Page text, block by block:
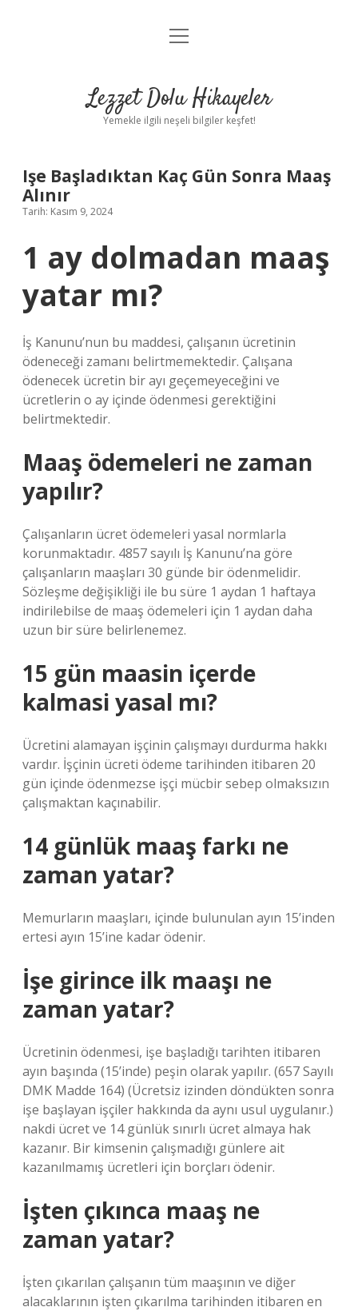
Anasayfa
Yasal Uyarı
menüyü
Lezzet Dolu Hikayeler
Yemekle ilgili neşeli bilgiler keşfet!
Işe Başladıktan Kaç Gün Sonra Maaş
Alınır
Tarih: Kasım 9, 2024
1 ay dolmadan maaş
yatar mı?
İş Kanunu’nun bu maddesi, çalışanın ücretinin
ödeneceği zamanı belirtmemektedir. Çalışana
ödenecek ücretin bir ayı geçemeyeceğini ve
ücretlerin o ay içinde ödenmesi gerektiğini
belirtmektedir.
Maaş ödemeleri ne zaman
yapılır?
Çalışanların ücret ödemeleri yasal normlarla
korunmaktadır. 4857 sayılı İş Kanunu’na göre
çalışanların maaşları 30 günde bir ödenmelidir.
Sözleşme değişikliği ile bu süre 1 aydan 1 haftaya
indirilebilse de maaş ödemeleri için 1 aydan daha
uzun bir süre belirlenemez.
15 gün maasin içerde
kalmasi yasal mı?
Ücretini alamayan işçinin çalışmayı durdurma hakkı
vardır. İşçinin ücreti ödeme tarihinden itibaren 20
gün içinde ödenmezse işçi mücbir sebep olmaksızın
çalışmaktan kaçınabilir.
14 günlük maaş farkı ne
zaman yatar?
Memurların maaşları, içinde bulunulan ayın 15’inden
ertesi ayın 15’ine kadar ödenir.
İşe girince ilk maaşı ne
zaman yatar?
Ücretinin ödenmesi, işe başladığı tarihten itibaren
ayın başında (15’inde) peşin olarak yapılır. (657 Sayılı
DMK Madde 164) (Ücretsiz izinden döndükten sonra
işe başlayan işçiler hakkında da aynı usul uygulanır.)
nakdi ücret ve 14 günlük sınırlı ücret almaya hak
kazanır. Bir kimsenin çalışmadığı günlere ait
kazanılmamış ücretleri için borçları ödenir.
İşten çıkınca maaş ne
zaman yatar?
İşten çıkarılan çalışanın tüm maaşının ve diğer
alacaklarının işten çıkarılma tarihinden itibaren en